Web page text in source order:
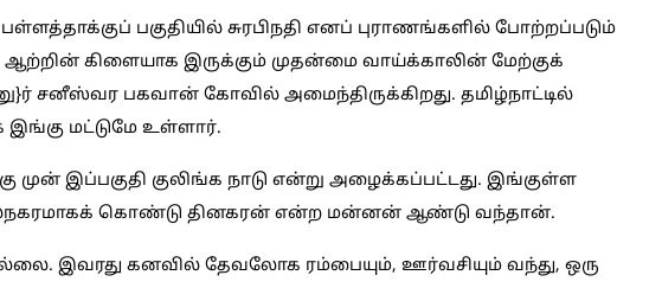
பகுதியில் சுரபிநதி எனப் புராணங்களில் போற்றப்படும்
ஆற்றின் கிளையாக இருக்கும் முதன்மை வாய்க்காலின் மேற்குக்
சனீஸ்வர பகவான் கோவில் அமைந்திருக்கிறது. தமிழ்நாட்டில்
மட்டுமே உள்ளார்.
முன் இப்பகுதி குலிங்க நாடு என்று அழைக்கப்பட்டது. இங்குள்ள
கொண்டு தினகரன் என்ற மன்னன் ஆண்டு வந்தான்.
இவரது கனவில் தேவலோக ரம்பையும், ஊர்வசியும் வந்து, ஒரு